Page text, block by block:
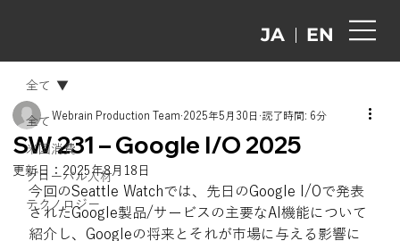
全て
米国消費
グローバル人材
テクノロジー
全て
SW 231 – Google I/O 2025
Webrain Production Team 2025年5月30日 読了時間: 6分
更新日： 2025年8月18日
今回のSeattle Watchでは、先日のGoogle I/Oで発表
されたGoogle製品/サービスの主要なAI機能について
紹介し、Googleの将来とそれが市場に与える影響に
JA EN